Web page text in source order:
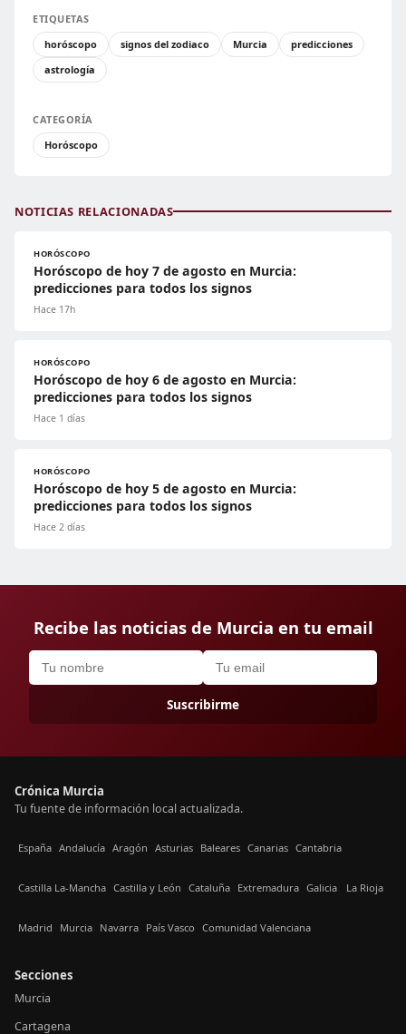
ETIQUETAS
horóscopo
signos del zodiaco Murcia
predicciones
astrología
CATEGORÍA
Horóscopo
NOTICIAS RELACIONADAS
HORÓSCOPO
Horóscopo de hoy 7 de agosto en Murcia:
predicciones para todos los signos
Hace 17h
HORÓSCOPO
Horóscopo de hoy 6 de agosto en Murcia:
predicciones para todos los signos
Hace 1 días
HORÓSCOPO
Horóscopo de hoy 5 de agosto en Murcia:
predicciones para todos los signos
Hace 2 días
Recibe las noticias de Murcia en tu email
Suscribirme
Crónica Murcia
Tu fuente de información local actualizada.
España Andalucía Aragón Asturias Baleares Canarias Cantabria
Castilla La-Mancha Castilla y León Cataluña Extremadura Galicia La Rioja
Madrid Murcia Navarra País Vasco Comunidad Valenciana
Secciones
Murcia
Cartagena